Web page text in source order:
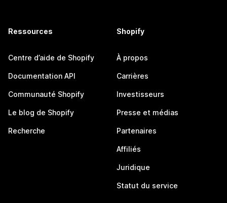
Ressources
Centre d’aide de Shopify
Documentation API
Communauté Shopify
Le blog de Shopify
Recherche
Shopify
À propos
Carrières
Investisseurs
Presse et médias
Partenaires
Affiliés
Juridique
Statut du service